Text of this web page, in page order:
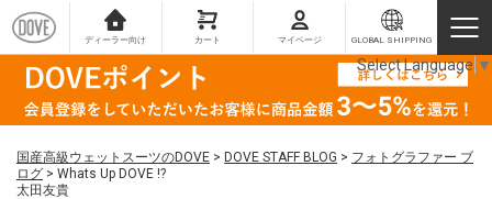
ディーラー向け カート マイページ GLOBAL SHIPPING
国産高級ウェットスーツのDOVE > DOVE STAFF BLOG > フォトグラファー ブ
ログ > Whats Up DOVE !?
太田友貴
Select Language ▼